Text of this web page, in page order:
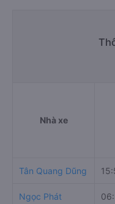
Nhà xe
Tân Quang Dũng
Ngọc Phát